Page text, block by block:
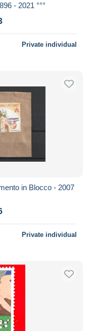
- 2021 °°°
Private individual
in Blocco - 2007
Private individual